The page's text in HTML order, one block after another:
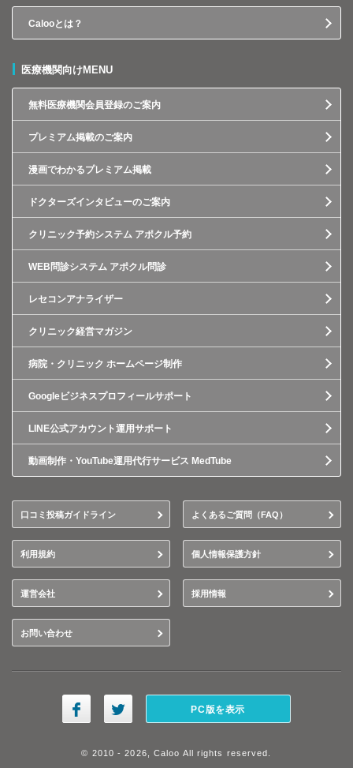
Calooとは？
医療機関向けMENU
無料医療機関会員登録のご案内
プレミアム掲載のご案内
漫画でわかるプレミアム掲載
ドクターズインタビューのご案内
クリニック予約システム アポクル予約
WEB問診システム アポクル問診
レセコンアナライザー
クリニック経営マガジン
病院・クリニック ホームページ制作
Googleビジネスプロフィールサポート
LINE公式アカウント運用サポート
動画制作・YouTube運用代行サービス MedTube
口コミ投稿ガイドライン よくあるご質問（FAQ）
利用規約 個人情報保護方針
運営会社 採用情報
お問い合わせ
PC版を表示
© 2010 - 2026, Caloo All rights reserved.